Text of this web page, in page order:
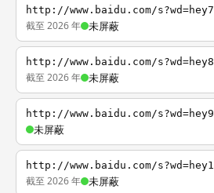
http://www.baidu.com/s?wd=hey7
截至 2026 年 未屏蔽
http://www.baidu.com/s?wd=hey8
截至 2026 年 未屏蔽
http://www.baidu.com/s?wd=hey9
未屏蔽
http://www.baidu.com/s?wd=hey1
截至 2026 年 未屏蔽